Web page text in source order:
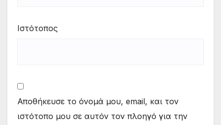
Ιστότοπος
Αποθήκευσε το όνομά μου, email, και τον
ιστότοπο μου σε αυτόν τον πλοηγό για την